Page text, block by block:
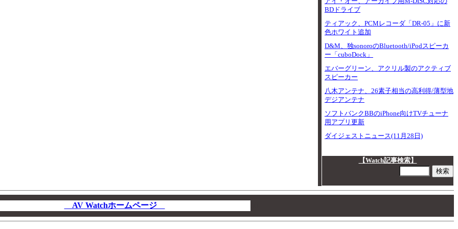
BDドライブ
ティアック、PCMレコーダ「DR-05」に新
色ホワイト追加
D&M、独sonoroのBluetooth/iPodスピーカ
ー「cuboDock」
エバーグリーン、アクリル製のアクティブ
スピーカー
八木アンテナ、26素子相当の高利得/薄型地
デジアンテナ
ソフトバンクBBのiPhone向けTVチューナ
用アプリ更新
ダイジェストニュース(11月28日)
【Watch記事検索】
AV Watchホームページ